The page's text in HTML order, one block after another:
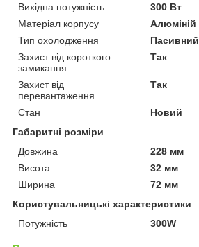
Вихідна потужність
300 Вт
Матеріал корпусу
Алюміній
Тип охолодження
Пасивний
Захист від короткого
замикання
Так
Захист від
перевантаження
Так
Стан
Новий
Габаритні розміри
Довжина
228 мм
Висота
32 мм
Ширина
72 мм
Користувальницькі характеристики
Потужність
300W